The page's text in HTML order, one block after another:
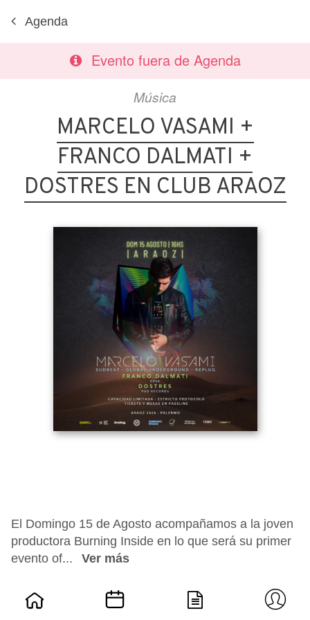
Agenda
Evento fuera de Agenda
Música
MARCELO VASAMI +
FRANCO DALMATI +
DOSTRES EN CLUB ARAOZ
El Domingo 15 de Agosto acompañamos a la joven
productora Burning Inside en lo que será su primer
evento of...
Ver más